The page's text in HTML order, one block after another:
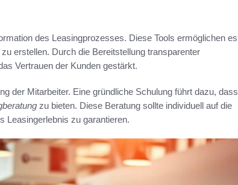
des Leasingprozesses. Diese Tools ermöglichen es
erstellen. Durch die Bereitstellung transparenter
Vertrauen der Kunden gestärkt.
der Mitarbeiter. Eine gründliche Schulung führt dazu, dass
zu bieten. Diese Beratung sollte individuell auf die
Leasingerlebnis zu garantieren.